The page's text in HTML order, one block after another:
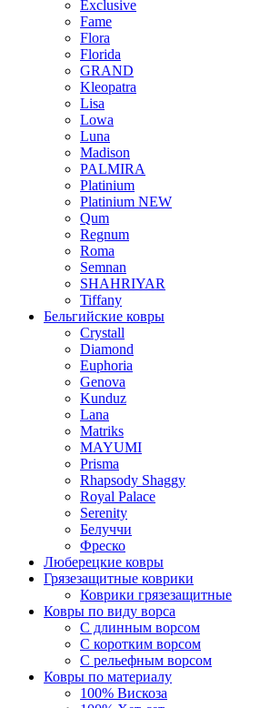
Exclusive
Fame
Flora
Florida
GRAND
Kleopatra
Lisa
Lowa
Luna
Madison
PALMIRA
Platinium
Platinium NEW
Qum
Regnum
Roma
Semnan
SHAHRIYAR
Tiffany
Бельгийские ковры
Crystall
Diamond
Euphoria
Genova
Kunduz
Lana
Matriks
MAYUMI
Prisma
Rhapsody Shaggy
Royal Palace
Serenity
Белуччи
Фреско
Люберецкие ковры
Грязезащитные коврики
Коврики грязезащитные
Ковры по виду ворса
С длинным ворсом
С коротким ворсом
С рельефным ворсом
Ковры по материалу
100% Вискоза